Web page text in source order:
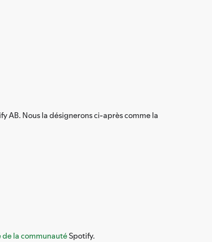
AB. Nous la désignerons ci-après comme la
de la communautéSpotify.